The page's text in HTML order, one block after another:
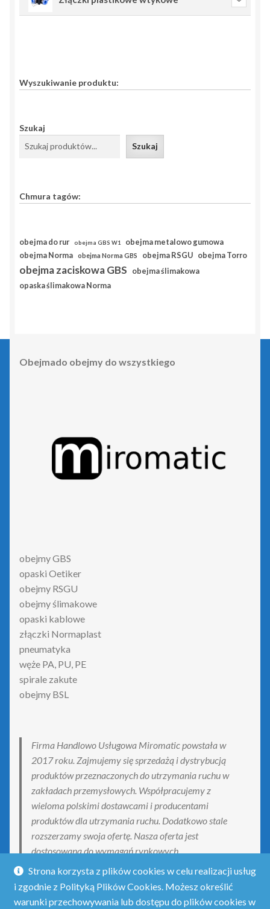
Strona korzysta z plików cookies w celu realizacji usług
i zgodnie z Polityką Plików Cookies. Możesz określić
warunki przechowywania lub dostępu do plików cookies w
Wyszukiwanie produktu:
Szukaj
Szukaj
Chmura tagów:
obejma do rur obejma GBS W1 obejma metalowo gumowa
obejma Norma obejma Norma GBS obejma RSGU obejma Torro
obejma zaciskowa GBS
obejma ślimakowa
opaska ślimakowa Norma
Obejmado obejmy do wszystkiego
obejmy GBS
opaski Oetiker
obejmy RSGU
obejmy ślimakowe
opaski kablowe
złączki Normaplast
pneumatyka
węże PA, PU, PE
spirale zakute
obejmy BSL
Firma Handlowo Usługowa Miromatic powstała w
2017 roku. Zajmujemy się sprzedażą i dystrybucją
produktów przeznaczonych do utrzymania ruchu w
zakładach przemysłowych. Współpracujemy z
wieloma polskimi dostawcami i producentami
produktów dla utrzymania ruchu. Dodatkowo stale
rozszerzamy swoja ofertę. Nasza oferta jest
dostosowana do wymagań rynkowych.